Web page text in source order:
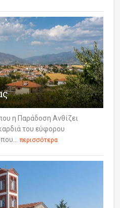
η Παράδοση Ανθίζει
του εύφορου
περισσότερα